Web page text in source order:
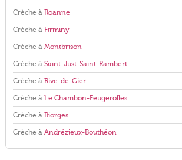
Crèche à Roanne
Crèche à Firminy
Crèche à Montbrison
Crèche à Saint-Just-Saint-Rambert
Crèche à Rive-de-Gier
Crèche à Le Chambon-Feugerolles
Crèche à Riorges
Crèche à Andrézieux-Bouthéon